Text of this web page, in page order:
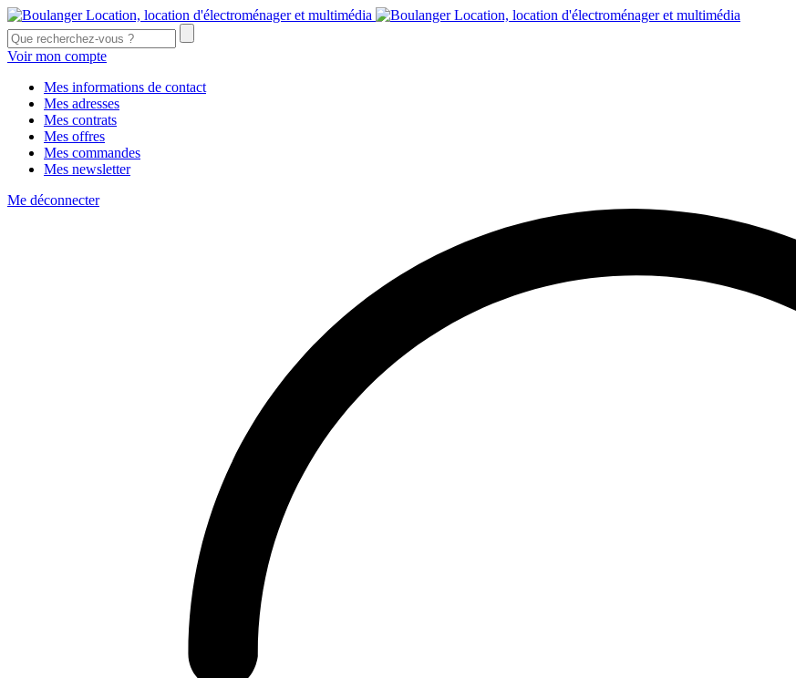
Voir mon compte
Mes informations de contact
Mes adresses
Mes contrats
Mes offres
Mes commandes
Mes newsletter
Me déconnecter